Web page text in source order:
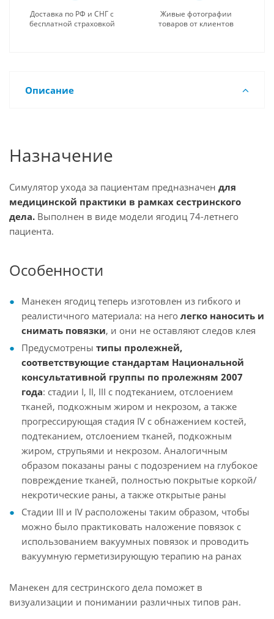
Доставка по РФ и СНГ с
бесплатной страховкой
Живые фотографии
товаров от клиентов
Описание
Назначение
Симулятор ухода за пациентам предназначен для
медицинской практики в рамках сестринского
дела. Выполнен в виде модели ягодиц 74-летнего
пациента.
Особенности
Манекен ягодиц теперь изготовлен из гибкого и
реалистичного материала: на него легко наносить и
снимать повязки, и они не оставляют следов клея
Предусмотрены типы пролежней,
соответствующие стандартам Национальной
консультативной группы по пролежням 2007
года: стадии I, II, III с подтеканием, отслоением
тканей, подкожным жиром и некрозом, а также
прогрессирующая стадия IV с обнажением костей,
подтеканием, отслоением тканей, подкожным
жиром, струпьями и некрозом. Аналогичным
образом показаны раны с подозрением на глубокое
повреждение тканей, полностью покрытые коркой/
некротические раны, а также открытые раны
Стадии III и IV расположены таким образом, чтобы
можно было практиковать наложение повязок с
использованием вакуумных повязок и проводить
вакуумную герметизирующую терапию на ранах
Манекен для сестринского дела поможет в
визуализации и понимании различных типов ран.